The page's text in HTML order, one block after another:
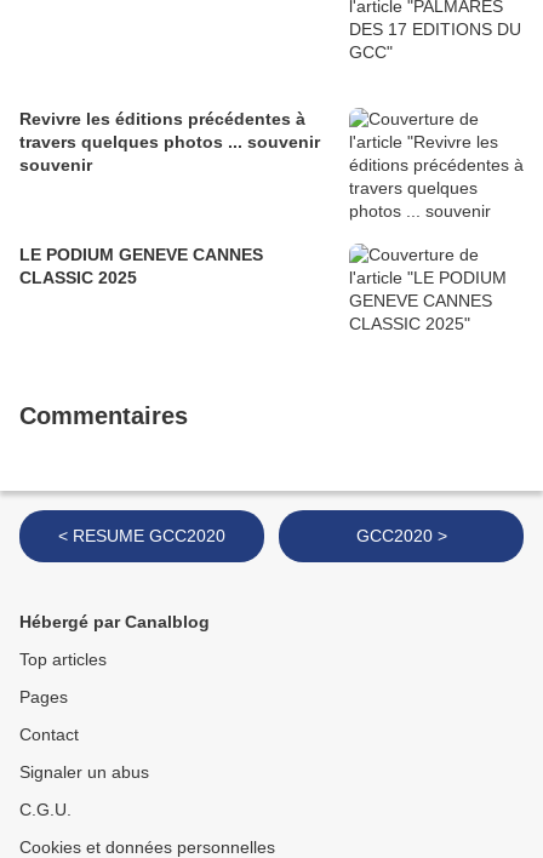
Revivre les éditions précédentes à
travers quelques photos ... souvenir
souvenir
LE PODIUM GENEVE CANNES
CLASSIC 2025
Commentaires
< RESUME GCC2020 GCC2020 >
Hébergé par Canalblog
Top articles
Pages
Contact
Signaler un abus
C.G.U.
Cookies et données personnelles